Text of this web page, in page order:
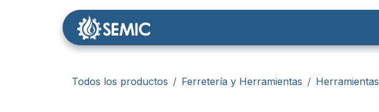
Todos los productos Ferretería y Herramientas Herramientas